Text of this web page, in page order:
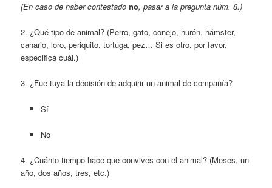
(En caso de haber contestadono, pasar a la pregunta núm. 8.)
2. ¿Qué tipo de animal? (Perro, gato, conejo, hurón, hámster,
canario, loro, periquito, tortuga, pez… Si es otro, por favor,
especifica cuál.)
3. ¿Fue tuya la decisión de adquirir un animal de compañía?
Sí
No
4. ¿Cuánto tiempo hace que convives con el animal? (Meses, un
año, dos años, tres, etc.)